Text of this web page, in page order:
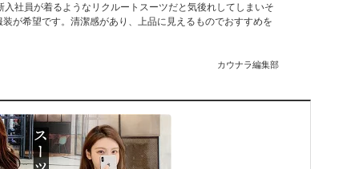
社員が着るようなリクルートスーツだと気後れしてしまいそ
が希望です。清潔感があり、上品に見えるものでおすすめを
カウナラ編集部